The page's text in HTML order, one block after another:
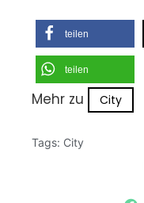
teilen
teilen
Mehr zu City
Tags: City